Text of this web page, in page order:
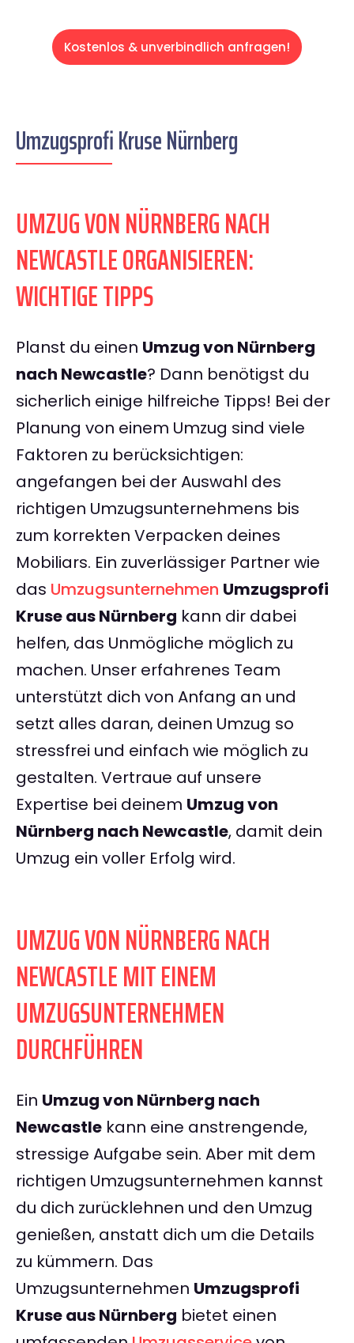
Kostenlos & unverbindlich anfragen!
Umzugsprofi Kruse Nürnberg
UMZUG VON NÜRNBERG NACH
NEWCASTLE ORGANISIEREN:
WICHTIGE TIPPS
Planst du einen Umzug von Nürnberg
nach Newcastle? Dann benötigst du
sicherlich einige hilfreiche Tipps! Bei der
Planung von einem Umzug sind viele
Faktoren zu berücksichtigen:
angefangen bei der Auswahl des
richtigen Umzugsunternehmens bis
zum korrekten Verpacken deines
Mobiliars. Ein zuverlässiger Partner wie
das Umzugsunternehmen Umzugsprofi
Kruse aus Nürnberg kann dir dabei
helfen, das Unmögliche möglich zu
machen. Unser erfahrenes Team
unterstützt dich von Anfang an und
setzt alles daran, deinen Umzug so
stressfrei und einfach wie möglich zu
gestalten. Vertraue auf unsere
Expertise bei deinem Umzug von
Nürnberg nach Newcastle, damit dein
Umzug ein voller Erfolg wird.
UMZUG VON NÜRNBERG NACH
NEWCASTLE MIT EINEM
UMZUGSUNTERNEHMEN
DURCHFÜHREN
Ein Umzug von Nürnberg nach
Newcastle kann eine anstrengende,
stressige Aufgabe sein. Aber mit dem
richtigen Umzugsunternehmen kannst
du dich zurücklehnen und den Umzug
genießen, anstatt dich um die Details
zu kümmern. Das
Umzugsunternehmen Umzugsprofi
Kruse aus Nürnberg bietet einen